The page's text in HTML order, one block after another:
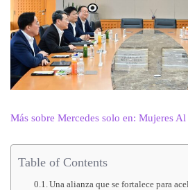
Más sobre Mercedes solo en: Mujeres Al
Table of Contents
Una alianza que se fortalece para